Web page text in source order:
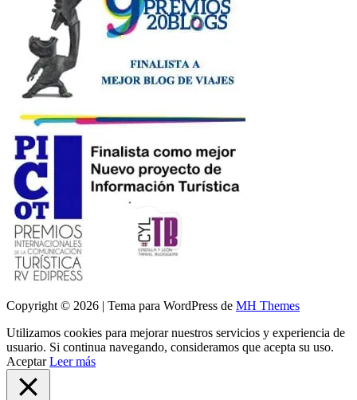
Copyright © 2026 | Tema para WordPress de MH Themes
Utilizamos cookies para mejorar nuestros servicios y experiencia de
usuario. Si continua navegando, consideramos que acepta su uso.
Aceptar Leer más